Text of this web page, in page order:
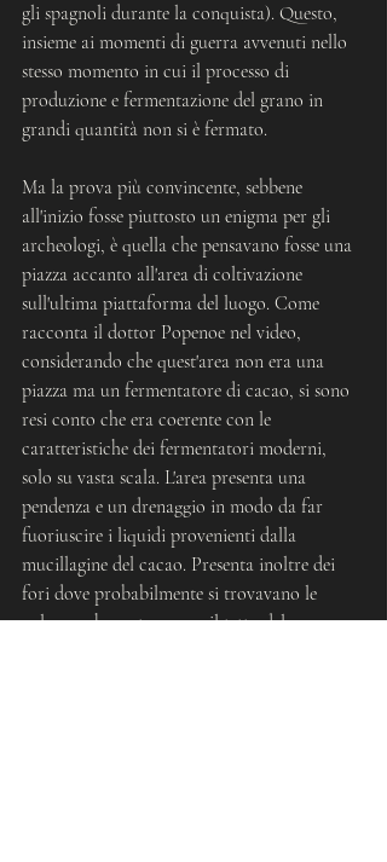
gli spagnoli durante la conquista). Questo,
insieme ai momenti di guerra avvenuti nello
stesso momento in cui il processo di
produzione e fermentazione del grano in
grandi quantità non si è fermato.
Ma la prova più convincente, sebbene
all'inizio fosse piuttosto un enigma per gli
archeologi, è quella che pensavano fosse una
piazza accanto all'area di coltivazione
sull'ultima piattaforma del luogo. Come
racconta il dottor Popenoe nel video,
considerando che quest'area non era una
piazza ma un fermentatore di cacao, si sono
resi conto che era coerente con le
caratteristiche dei fermentatori moderni,
solo su vasta scala. L'area presenta una
pendenza e un drenaggio in modo da far
fuoriuscire i liquidi provenienti dalla
mucillagine del cacao. Presenta inoltre dei
fori dove probabilmente si trovavano le
colonne che sostenevano il tetto del